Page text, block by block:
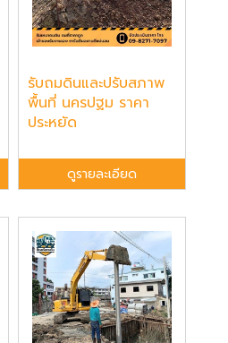
รับถมดินและปรับสภาพ
พื้นที่ นครปฐม ราคา
ประหยัด
ดูรายละเอียด